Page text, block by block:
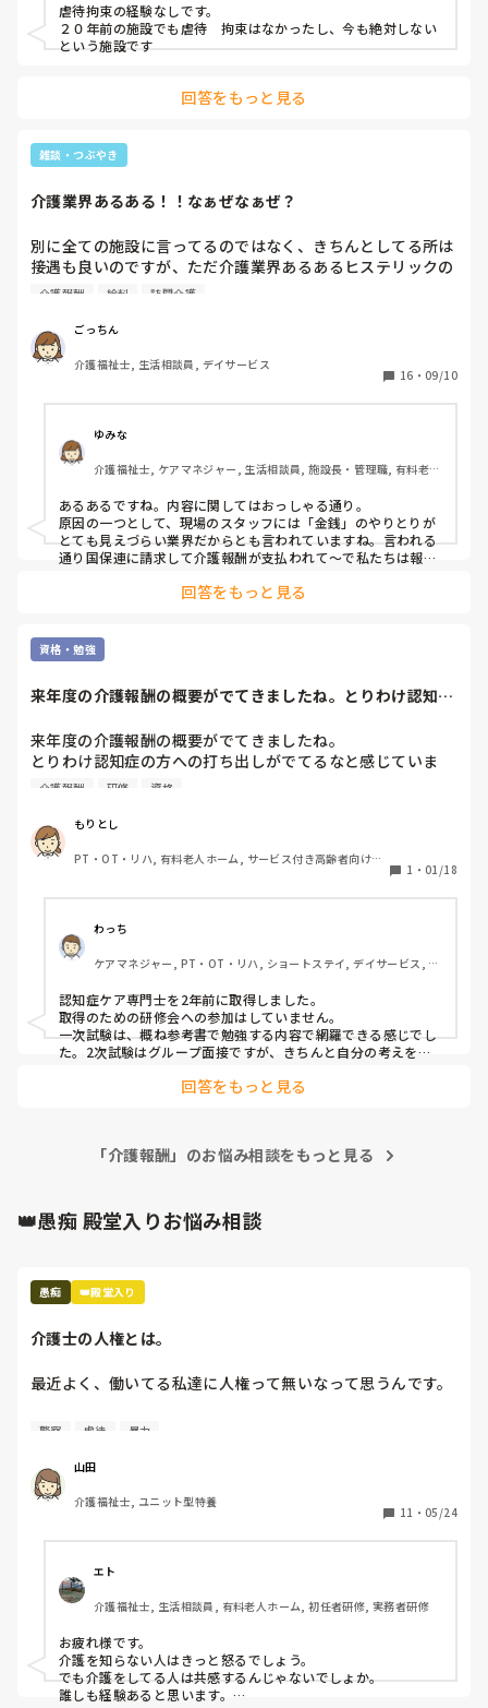
虐待拘束の経験なしです。
２０年前の施設でも虐待　拘束はなかったし、今も絶対しない
という施設です
回答をもっと見る
雑談・つぶやき
介護業界あるある！！なぁぜなぁぜ？
別に全ての施設に言ってるのではなく、きちんとしてる所は
接遇も良いのですが、ただ介護業界あるあるヒステリックの
職員が多く、御利用者にキツく当たる場面を何回も見て来ま
自分達の毎月貰っている給料って
支払われて、自分達の生活が成り立ってるわけで。御利用者
が少なくなると閉鎖に陥るわけですよ。訪問介護事業所は物
凄い閉鎖してる。その大事な御利用者をお客様として見えな
いのは何故ですか？
業界は違うけど、飲食で例えるなら、職員はお店のスタッフ
で、御利用者はお客様。飲食店のスタッフは客にキツく当た
ったりしませんよね。
介護業界って不思議だなぁって思う。あるあるだよね。
介護報酬 給料 訪問介護
ごっちん
介護福祉士, 生活相談員, デイサービス
16 ・ 09/10
ゆみな
介護福祉士, ケアマネジャー, 生活相談員, 施設長・管理職, 有料老人
あるあるですね。内容に関してはおっしゃる通り。
原因の一つとして、現場のスタッフには「金銭」のやりとりが
とても見えづらい業界だからとも言われていますね。言われる
通り国保連に請求して介護報酬が支払われて〜で私たちは報酬
者さんとの間に、対価の証が見えない。これも一つあるのか
その辺りもどうしてもストレスが溜まりやすい部分もあるでし
ょう。
かないと、接遇ばかり教育しても難しい職種なのだと思ってま
回答をもっと見る
資格・勉強
来年度の介護報酬の概要がでてきましたね。とりわけ認知症
来年度の介護報酬の概要がでてきましたね。
とりわけ認知症の方への打ち出しがでてるなと感じていま
す。
受けられますね。
認知症ケア専門士の資格を取得されてる方はいますか？取得
のための研修会への参加や試験の難易度などわかる範囲で教
介護報酬 研修 資格
もりとし
PT・OT・リハ, 有料老人ホーム, サービス付き高齢者向け住
1 ・ 01/18
わっち
ケアマネジャー, PT・OT・リハ, ショートステイ, デイサービス, 訪
認知症ケア専門士を2年前に取得しました。
取得のための研修会への参加はしていません。
一次試験は、概ね参考書で勉強する内容で網羅できる感じでし
た。2次試験はグループ面接ですが、きちんと自分の考えを持
回答をもっと見る
「介護報酬」のお悩み相談をもっと見る
👑愚痴 殿堂入りお悩み相談
愚痴 👑殿堂入り
介護士の人権とは。
最近よく、働いてる私達に人権って無いなって思うんです。
介助中、どんなに叩かれても、つねられても、蹴られても
て貰えない
介助前に「〇〇しますね。〇〇していいですか。」と声をか
けている
待しているかのように騒ぐ
被害妄想をされ、上の者を呼べ、警察を呼べ、先生を呼べ、
と。
私達は、
押さえつけたり叩いたりつねったりしたら身体的虐待だと言
われ
キチガイだのバカだのアホだの言ったら精神的虐待だと言わ
警察 虐待 暴力
山田
介護福祉士, ユニット型特養
11 ・ 05/24
エト
介護福祉士, 生活相談員, 有料老人ホーム, 初任者研修, 実務者研修
お疲れ様です。
介護を知らない人はきっと怒るでしょう。
でも介護をしてる人は共感するんじゃないでしょか。
誰しも経験あると思います。